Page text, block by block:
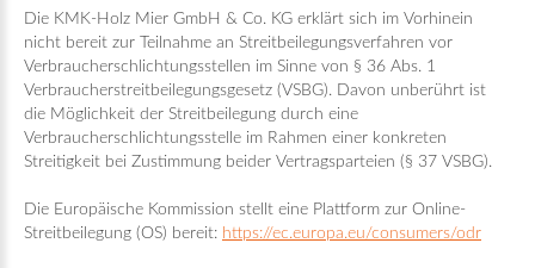
Die KMK-Holz Mier GmbH & Co. KG erklärt sich im Vorhinein
nicht bereit zur Teilnahme an Streitbeilegungsverfahren vor
Verbraucherschlichtungsstellen im Sinne von § 36 Abs. 1
Verbraucherstreitbeilegungsgesetz (VSBG). Davon unberührt ist
die Möglichkeit der Streitbeilegung durch eine
Verbraucherschlichtungsstelle im Rahmen einer konkreten
Streitigkeit bei Zustimmung beider Vertragsparteien (§ 37 VSBG).
Die Europäische Kommission stellt eine Plattform zur Online-
Streitbeilegung (OS) bereit: https://ec.europa.eu/consumers/odr